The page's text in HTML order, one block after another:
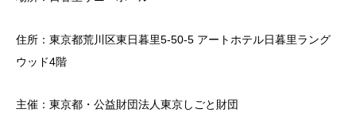
住所：東京都荒川区東日暮里5-50-5 アートホテル日暮里ラング
ウッド4階
主催：東京都・公益財団法人東京しごと財団